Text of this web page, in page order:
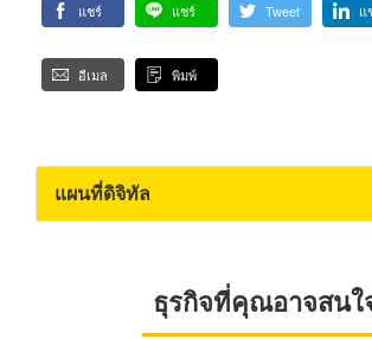
แชร์ แชร์ Tweet แ
อีเมล พิมพ์
แผนที่ดิจิทัล
ธุรกิจที่คุณอาจสนใ